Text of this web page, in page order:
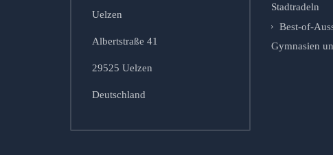
Uelzen
Albertstraße 41
29525 Uelzen
Deutschland
Stadtradeln
Best-of-
Gymnasien